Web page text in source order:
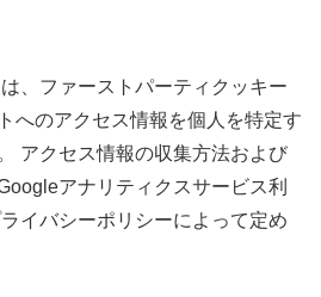
、ファーストパーティクッキー
へのアクセス情報を個人を特定す
アクセス情報の収集方法および
アナリティクスサービス利
イバシーポリシーによって定め